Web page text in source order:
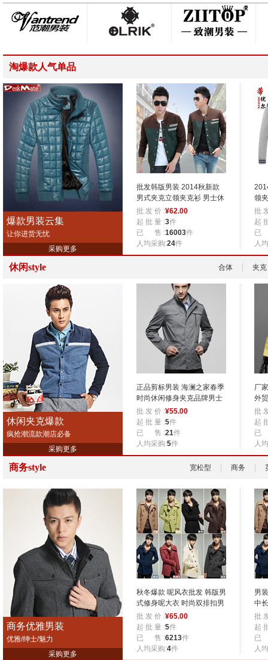
淘爆款人气单品
爆款男装云集
让你进货无忧
采购更多
批发韩版男装 2014秋新款
男式夹克立领夹克衫 男士休
闲外套夹克男
批 发 价 :¥62.00
起 批 量 :3件
已 售 :16003件
人均采购:24件
领
克
批
起
已
人
休闲style 合体 夹克
休闲夹克爆款
疯抢潮流款潮店必备
采购更多
正品剪标男装 海澜之家春季
时尚休闲修身夹克品牌男士
外套
批 发 价 :¥55.00
起 批 量 :5件
已 售 :21件
人均采购:5件
厂
外
薄
批
起
已
人
商务style 宽松型 商务
商务优雅男装
优雅/绅士/魅力
采购更多
秋冬爆款 呢风衣批发 韩版男
式修身呢大衣 时尚双排扣男
款大衣
批 发 价 :¥65.00
起 批 量 :5件
已 售 :6213件
人均采购:4件
男
中
衣
批
起
已
人